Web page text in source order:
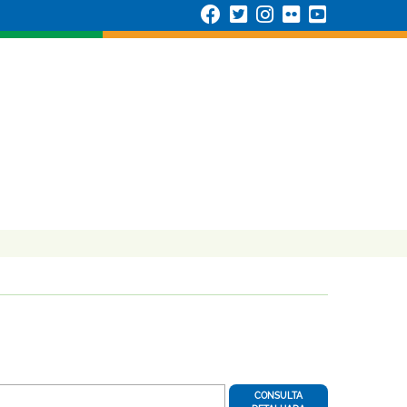
CONSULTA